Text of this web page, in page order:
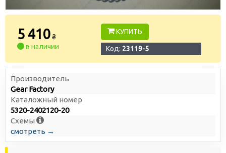
5 410₴
в наличии
КУПИТЬ
Код: 23119-5
Производитель
Gear Factory
Каталожный номер
5320-2402120-20
Схемы
смотреть →